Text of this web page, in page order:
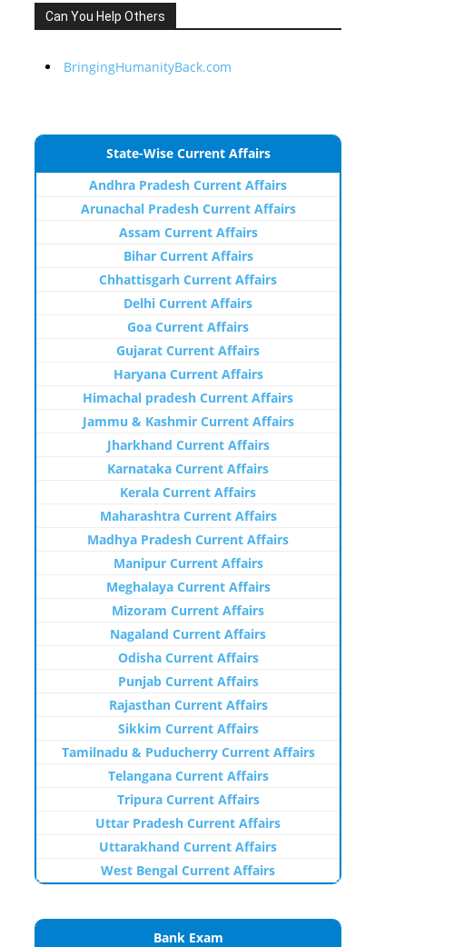
Can You Help Others
BringingHumanityBack.com
State-Wise Current Affairs
Andhra Pradesh Current Affairs
Arunachal Pradesh Current Affairs
Assam Current Affairs
Bihar Current Affairs
Chhattisgarh Current Affairs
Delhi Current Affairs
Goa Current Affairs
Gujarat Current Affairs
Haryana Current Affairs
Himachal pradesh Current Affairs
Jammu & Kashmir Current Affairs
Jharkhand Current Affairs
Karnataka Current Affairs
Kerala Current Affairs
Maharashtra Current Affairs
Madhya Pradesh Current Affairs
Manipur Current Affairs
Meghalaya Current Affairs
Mizoram Current Affairs
Nagaland Current Affairs
Odisha Current Affairs
Punjab Current Affairs
Rajasthan Current Affairs
Sikkim Current Affairs
Tamilnadu & Puducherry Current Affairs
Telangana Current Affairs
Tripura Current Affairs
Uttar Pradesh Current Affairs
Uttarakhand Current Affairs
West Bengal Current Affairs
Bank Exam